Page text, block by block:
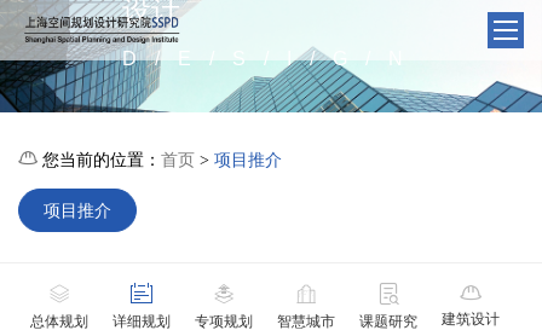
设计
D/E/S/I/G/N
 您当前的位置： 首页 > 项目推介
项目推介

总体规划

详细规划

专项规划

智慧城市

课题研究

建筑设计